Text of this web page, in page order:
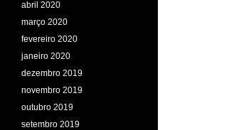
abril 2020
março 2020
fevereiro 2020
janeiro 2020
dezembro 2019
novembro 2019
outubro 2019
setembro 2019